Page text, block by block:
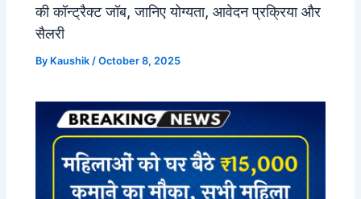
की कॉन्ट्रैक्ट जॉब, जानिए योग्यता, आवेदन प्रक्रिया और
सैलरी
By Kaushik/October 8, 2025